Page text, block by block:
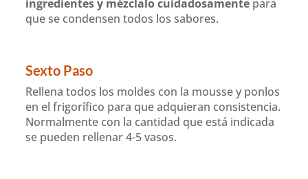
ingredientes y mézclalo cuidadosamente para
que se condensen todos los sabores.
Sexto Paso
Rellena todos los moldes con la mousse y ponlos
en el frigorífico para que adquieran consistencia.
Normalmente con la cantidad que está indicada
se pueden rellenar 4-5 vasos.